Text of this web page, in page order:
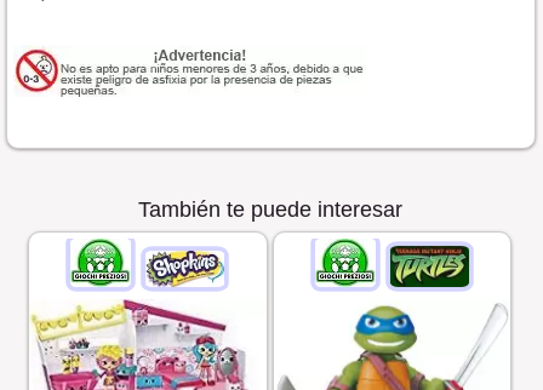
También te puede interesar